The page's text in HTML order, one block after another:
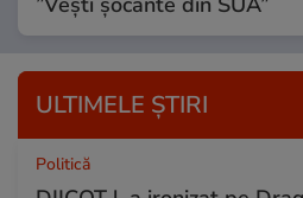
ULTIMELE ȘTIRI
Politică